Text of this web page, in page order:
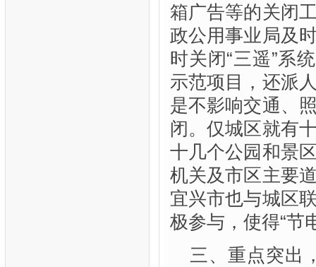
箱广告等的关闭
政公用事业局及
时关闭“三遥”系
示范项目，还派
是不影响交通、
闭。仅城区就有
十几个公园和景
机关及市区主要
宜兴市也与城区
极参与，使得“节
三、重点突出